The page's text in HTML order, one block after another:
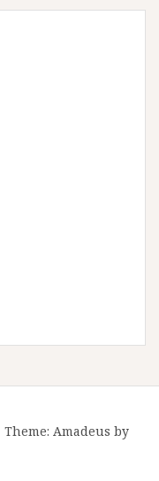
Theme: Amadeus by